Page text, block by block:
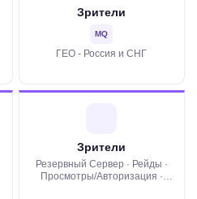
Зрители
MQ
ГЕО - Россия и СНГ
Зрители
Резервный Сервер · Рейды ·
Просмотры/Авторизация ·